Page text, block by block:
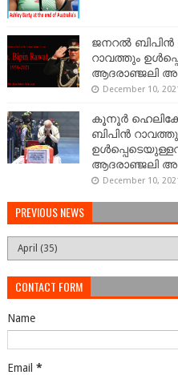
ജനറല്‍ ബിപിന്‍
റാവത്തും
ആദരാഞ്ജലി
December 10,
കൂനൂർ
ബിപിന്‍
ആദരാഞ്ജലി
December 10,
PREVIOUS NEWS
CONTACT FORM
Name
Email *